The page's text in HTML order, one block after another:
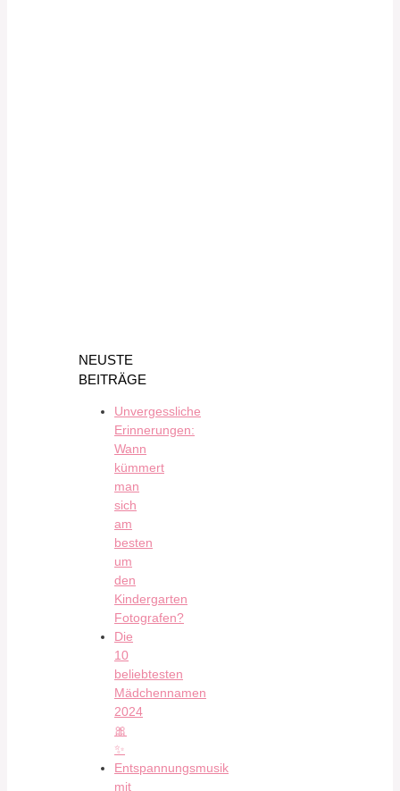
NEUSTE
BEITRÄGE
Unvergessliche
Erinnerungen:
Wann
kümmert
man
sich
am
besten
um
den
Kindergarten
Fotografen?
Die
10
beliebtesten
Mädchennamen
2024
🎀
✨
Entspannungsmusik
mit